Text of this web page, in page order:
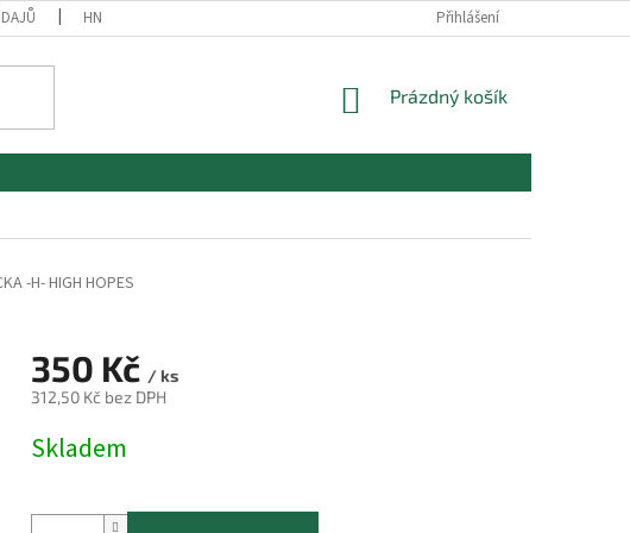
HNOJIVO - ZÁKLADNÍ INFORMACE Přihlášení
NÁKUPNÍ
Prázdný košík
-H- HIGH HOPES
350 Kč / ks
312,50 Kč bez DPH
cena:
Skladem